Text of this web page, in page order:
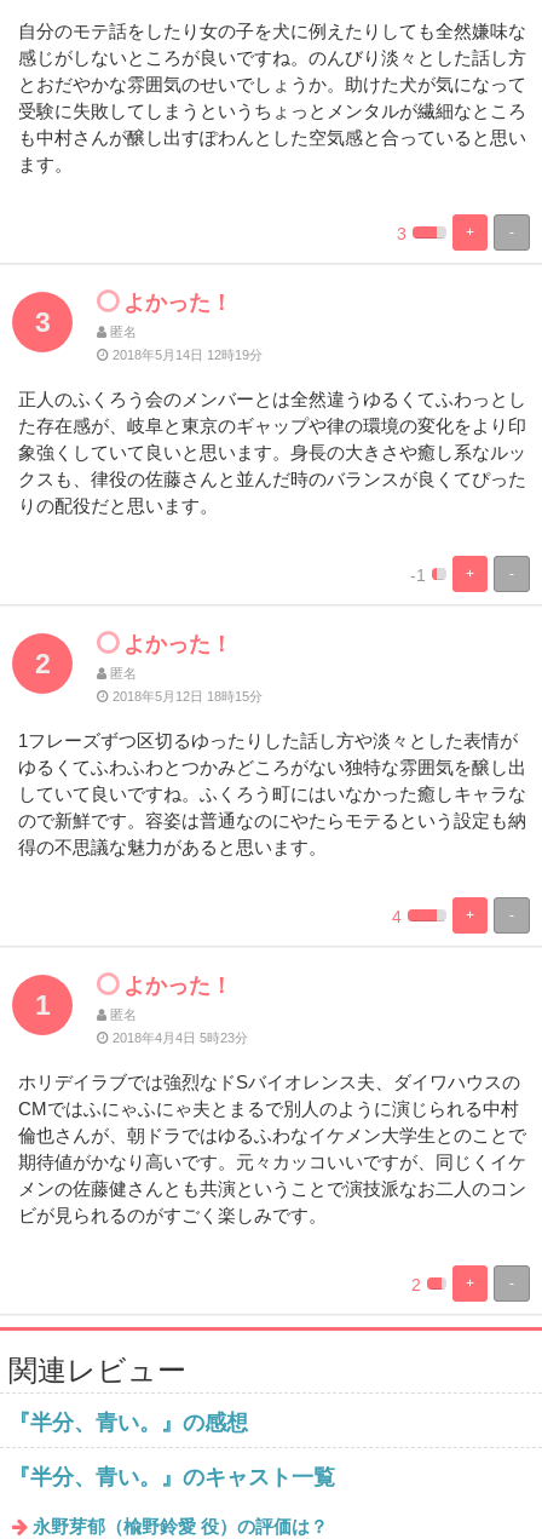
自分のモテ話をしたり女の子を犬に例えたりしても全然嫌味な
感じがしないところが良いですね。のんびり淡々とした話し方
とおだやかな雰囲気のせいでしょうか。助けた犬が気になって
受験に失敗してしまうというちょっとメンタルが繊細なところ
も中村さんが醸し出すぽわんとした空気感と合っていると思い
ます。
-
+
%
Complete
100%
Complete
3
3
よかった！
匿名
2018年5月14日 12時19分
正人のふくろう会のメンバーとは全然違うゆるくてふわっとし
た存在感が、岐阜と東京のギャップや律の環境の変化をより印
象強くしていて良いと思います。身長の大きさや癒し系なルッ
クスも、律役の佐藤さんと並んだ時のバランスが良くてぴった
りの配役だと思います。
-
+
%
Complete
100%
Complete
-1
2
よかった！
匿名
2018年5月12日 18時15分
1フレーズずつ区切るゆったりした話し方や淡々とした表情が
ゆるくてふわふわとつかみどころがない独特な雰囲気を醸し出
していて良いですね。ふくろう町にはいなかった癒しキャラな
ので新鮮です。容姿は普通なのにやたらモテるという設定も納
得の不思議な魅力があると思います。
-
+
%
Complete
100%
Complete
4
1
よかった！
匿名
2018年4月4日 5時23分
ホリデイラブでは強烈なドSバイオレンス夫、ダイワハウスの
CMではふにゃふにゃ夫とまるで別人のように演じられる中村
倫也さんが、朝ドラではゆるふわなイケメン大学生とのことで
期待値がかなり高いです。元々カッコいいですが、同じくイケ
メンの佐藤健さんとも共演ということで演技派なお二人のコン
ビが見られるのがすごく楽しみです。
-
+
%
Complete
100%
Complete
2
関連レビュー
『半分、青い。』の感想
『半分、青い。』のキャスト一覧
永野芽郁（楡野鈴愛 役）の評価は？